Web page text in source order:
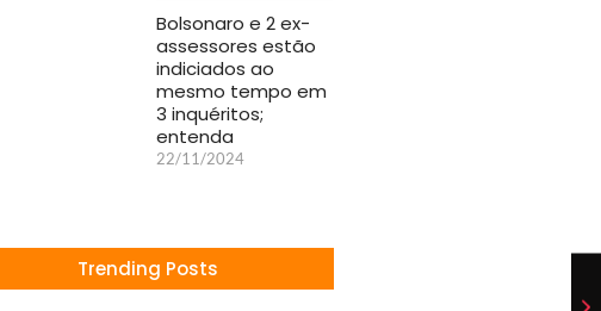
Bolsonaro e 2 ex-
assessores estão
indiciados ao
mesmo tempo em
3 inquéritos;
entenda
22/11/2024
Trending Posts